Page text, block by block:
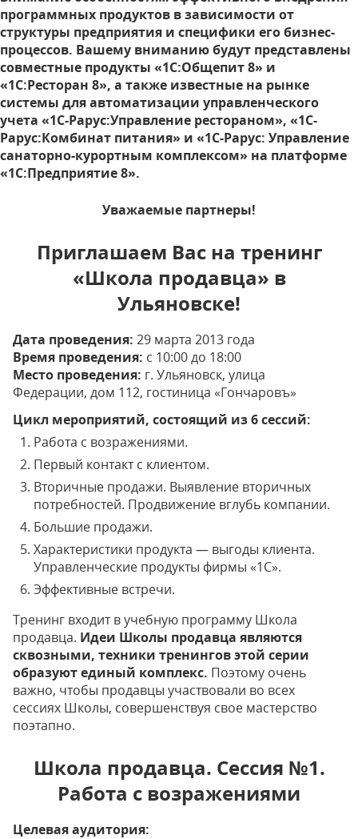
программных продуктов в зависимости от
структуры предприятия и специфики его бизнес-
процессов. Вашему вниманию будут представлены
совместные продукты «1С:Общепит 8» и
«1С:Ресторан 8», а также известные на рынке
системы для автоматизации управленческого
учета «1С-Рарус:Управление рестораном», «1С-
Рарус:Комбинат питания» и «1С-Рарус: Управление
санаторно-курортным комплексом» на платформе
«1С:Предприятие 8».
Уважаемые партнеры!
Приглашаем Вас на тренинг
«Школа продавца» в
Ульяновске!
Дата проведения: 29 марта 2013 года
Время проведения: с 10:00 до 18:00
Место проведения: г. Ульяновск, улица
Федерации, дом 112, гостиница «Гончаровъ»
Цикл мероприятий, состоящий из 6 сессий:
Работа с возражениями.
Первый контакт с клиентом.
Вторичные продажи. Выявление вторичных
потребностей. Продвижение вглубь компании.
Большие продажи.
Характеристики продукта — выгоды клиента.
Управленческие продукты фирмы «1С».
Эффективные встречи.
Тренинг входит в учебную программу Школа
продавца. Идеи Школы продавца являются
сквозными, техники тренингов этой серии
образуют единый комплекс. Поэтому очень
важно, чтобы продавцы участвовали во всех
сессиях Школы, совершенствуя свое мастерство
поэтапно.
Школа продавца. Сессия №1.
Работа с возражениями
Целевая аудитория: